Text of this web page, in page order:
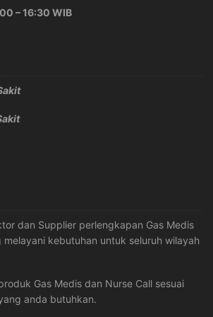
– 16:30 WIB
dan Supplier perlengkapan Gas Medis
melayani kebutuhan untuk seluruh wilayah
Gas Medis dan Nurse Call sesuai
anda butuhkan.